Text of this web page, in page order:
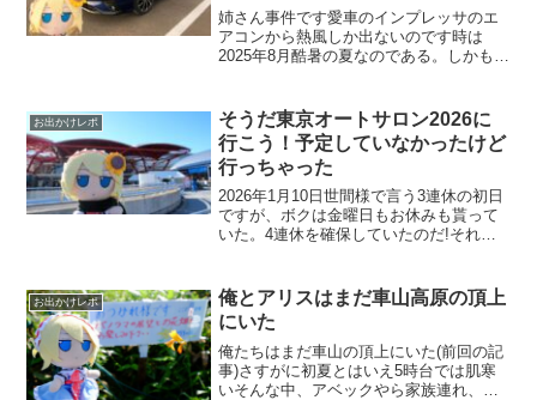
姉さん事件です愛車のインプレッサのエ
アコンから熱風しか出ないのです時は
2025年8月酷暑の夏なのである。しかも6
たしかにその時に漏れていたところを直
したけど、全体的...
お出かけレポ
そうだ東京オートサロン2026に
行こう！予定していなかったけど
行っちゃった
2026年1月10日世間様で言う3連休の初日
ですが、ボクは金曜日もお休みも貰って
いた。4連休を確保していたのだ!それだ
スが流れていた。こうなると金曜～月曜
で出かけると帰...
お出かけレポ
俺とアリスはまだ車山高原の頂上
にいた
俺たちはまだ車山の頂上にいた(前回の記
事)さすがに初夏とはいえ5時台では肌寒
いそんな中、アベックやら家族連れ、な